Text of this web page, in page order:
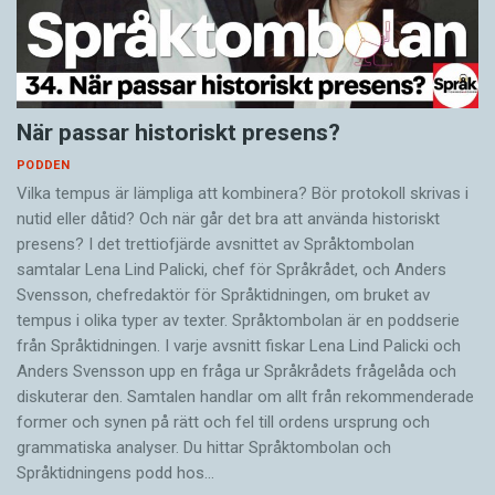
När passar historiskt presens?
PODDEN
Vilka tempus är lämpliga att kombinera? Bör protokoll skrivas i
nutid eller dåtid? Och när går det bra att använda historiskt
presens? I det trettiofjärde avsnittet av Språktombolan
samtalar Lena Lind Palicki, chef för Språkrådet, och Anders
Svensson, chefredaktör för Språktidningen, om bruket av
tempus i olika typer av texter. Språktombolan är en poddserie
från Språktidningen. I varje avsnitt fiskar Lena Lind Palicki och
Anders Svensson upp en fråga ur Språkrådets frågelåda och
diskuterar den. Samtalen handlar om allt från rekommenderade
former och synen på rätt och fel till ordens ursprung och
grammatiska analyser. Du hittar Språktombolan och
Språktidningens podd hos…